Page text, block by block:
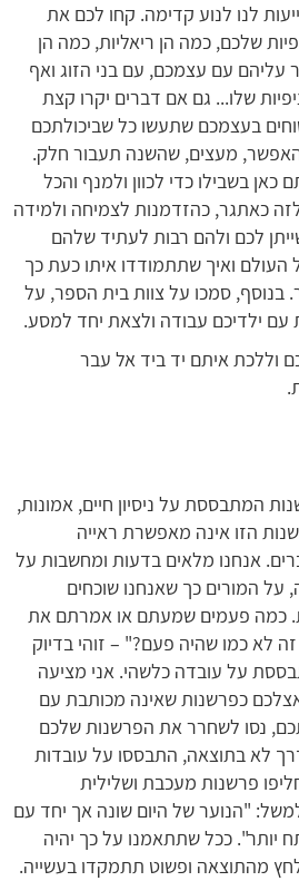
לנו לנוע קדימה. קחו לכם את
שלכם, כמה הן ריאליות, כמה הן
עליהם עם עצמכם, עם בני הזוג ואף
שלו... גם אם דברים יקרו קצת
בעצמכם שתעשו כל שביכולתכם
מעצים, שהשנה תעבור חלק.
בשבילו כדי לכוון ולמנף והכל
כאתגר, כהזדמנות לצמיחה ולמידה
לכם ולהם רבות לעתיד שלהם
העולם ואיך שתתמודדו איתו כעת כך
בנוסף, סמכו על צוות בית הספר, על
עם ילדיכם עבודה ולצאת יחד למסע.
וללכת איתם יד ביד אל עבר
המתבססת על ניסיון חיים, אמונות,
הזו אינה מאפשרת ראייה
אנחנו מלאים בדעות ומחשבות על
המורים כך שאנחנו שוכחים
כמה פעמים שמעתם או אמרתם את
לא כמו שהיה פעם?" – זוהי בדיוק
על עובדה כלשהי. אני מציעה
כפרשנות שאינה מכותבת עם
נסו לשחרר את הפרשנות שלכם
לא בתוצאה, התבססו על עובדות
פרשנות מעכבת ושלילית
"הנוער של היום שונה אך יחד עם
יותר". ככל שתתאמנו על כך יהיה
מהתוצאה ופשוט תתמקדו בעשייה.